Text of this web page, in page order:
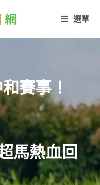
選單
賽事！
馬熱血回